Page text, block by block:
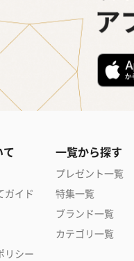
て
ガイド
リシー
一覧から探す
プレゼント一覧
特集一覧
ブランド一覧
カテゴリ一覧